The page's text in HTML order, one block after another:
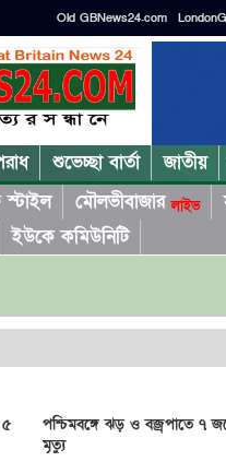
Old GBNews24.com
শুভেচ্ছা বার্তা জাতীয়
মৌলভীবাজারলাইভ
ইউকে কমিউনিটি
৫
পশ্চিমবঙ্গে ঝড় ও বজ্রপাতে ৭
মৃত্যু